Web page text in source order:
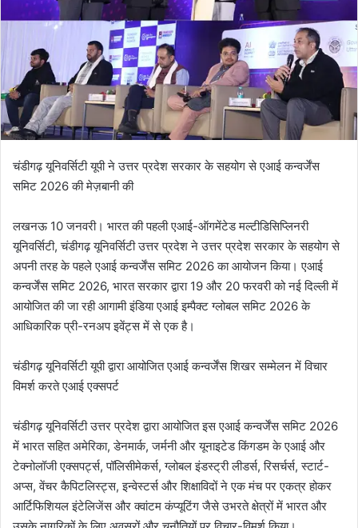
चंडीगढ़ यूनिवर्सिटी यूपी ने उत्तर प्रदेश सरकार के सहयोग से एआई कन्वर्जेंस
समिट 2026 की मेज़बानी की
लखनऊ 10 जनवरी। भारत की पहली एआई-ऑगमेंटेड मल्टीडिसिप्लिनरी
यूनिवर्सिटी, चंडीगढ़ यूनिवर्सिटी उत्तर प्रदेश ने उत्तर प्रदेश सरकार के सहयोग से
अपनी तरह के पहले एआई कन्वर्जेंस समिट 2026 का आयोजन किया। एआई
कन्वर्जेंस समिट 2026, भारत सरकार द्वारा 19 और 20 फरवरी को नई दिल्ली में
आयोजित की जा रही आगामी इंडिया एआई इम्पैक्ट ग्लोबल समिट 2026 के
आधिकारिक प्री-रनअप इवेंट्स में से एक है।
चंडीगढ़ यूनिवर्सिटी यूपी द्वारा आयोजित एआई कन्वर्जेंस शिखर सम्मेलन में विचार
विमर्श करते एआई एक्सपर्ट
चंडीगढ़ यूनिवर्सिटी उत्तर प्रदेश द्वारा आयोजित इस एआई कन्वर्जेंस समिट 2026
में भारत सहित अमेरिका, डेनमार्क, जर्मनी और यूनाइटेड किंगडम के एआई और
टेक्नोलॉजी एक्सपर्ट्स, पॉलिसीमेकर्स, ग्लोबल इंडस्ट्री लीडर्स, रिसर्चर्स, स्टार्ट-
अप्स, वेंचर कैपिटलिस्ट्स, इन्वेस्टर्स और शिक्षाविदों ने एक मंच पर एकत्र होकर
आर्टिफिशियल इंटेलिजेंस और क्वांटम कंप्यूटिंग जैसे उभरते क्षेत्रों में भारत और